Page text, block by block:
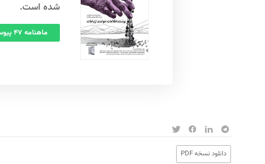
شده است.
ماهنامه ۴۷ پیوست
دانلود نسخه PDF